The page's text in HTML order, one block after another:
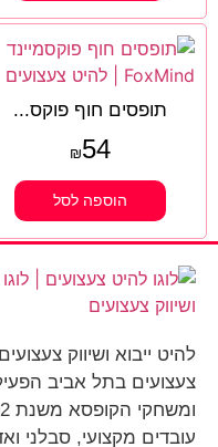
תופסים חוף פוקס...
₪54
הוספה לסל
להיט ייבוא ושיווק
צעצועים בתל אביב
עובדים מקצועי, סבלני